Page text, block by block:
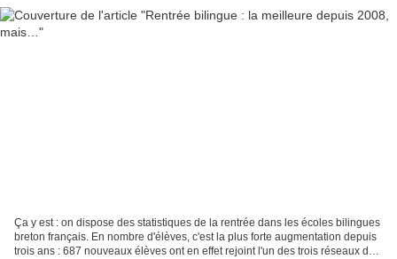
Ça y est : on dispose des statistiques de la rentrée dans les écoles bilingues
breton français. En nombre d'élèves, c'est la plus forte augmentation depuis
trois ans : 687 nouveaux élèves ont en effet rejoint l'un des trois réseaux de